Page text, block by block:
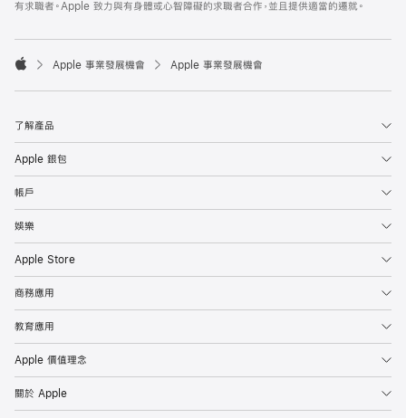
有求職者。Apple 致力與有身體或心智障礙的求職者合作，並且提供適當的遷就。

Apple 事業發展機會 Apple 事業發展機會
了解產品
Apple 銀包
帳戶
娛樂
Apple Store
商務應用
教育應用
Apple 價值理念
關於 Apple